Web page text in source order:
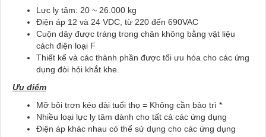
Lực ly tâm: 20 ~ 26.000 kg
Điện áp 12 và 24 VDC, từ 220 đến 690VAC
Cuộn dây được tráng trong chân không bằng vật liệu
cách điện loại F
Thiết kế và các thành phần được tối ưu hóa cho các ứng
dụng đòi hỏi khắt khe.
Ưu điểm
Mỡ bôi trơn kéo dài tuổi thọ = Không cần bảo trì *
Nhiều loại lực ly tâm dành cho tất cả các ứng dụng
Điện áp khác nhau có thể sử dụng cho các ứng dụng